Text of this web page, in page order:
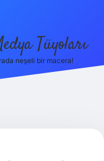
Tüyoları
neşeli bir macera!